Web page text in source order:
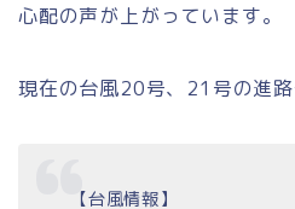
心配の声が上がっています。
現在の台風20号、21号の進
【台風情報】